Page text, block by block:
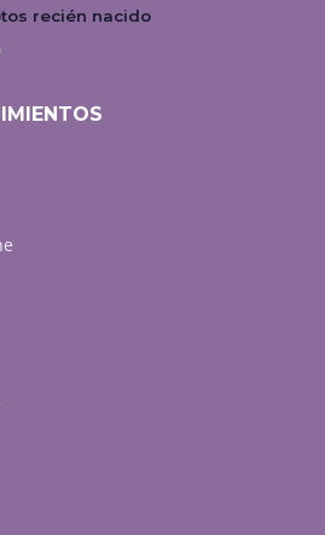
recién nacido